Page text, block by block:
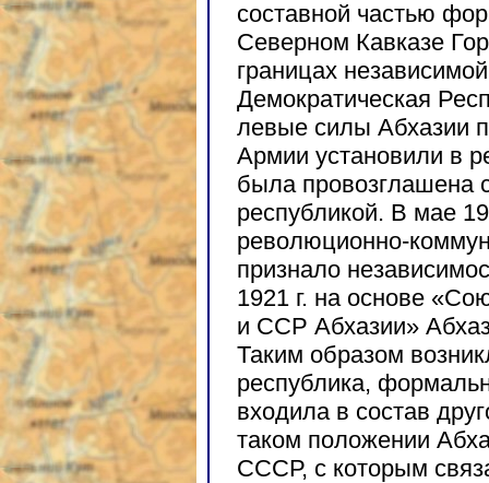
составной частью
Северном Кавказе
границах
Демократическая
левые силы Абхазии
Армии установили в
была провозглашена
республикой. В мае
революционно-
признало
1921 г. на основе
и ССР Абхазии»
Таким образом
республика,
входила в состав
таком положении
СССР, с которым